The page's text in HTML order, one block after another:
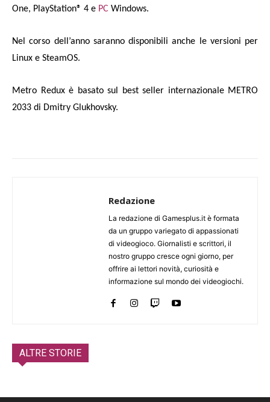
One, PlayStation® 4 e PC Windows.
Nel corso dell’anno saranno disponibili anche le versioni per
Linux e SteamOS.
Metro Redux è basato sul best seller internazionale METRO
2033 di Dmitry Glukhovsky.
Redazione
La redazione di Gamesplus.it è formata
da un gruppo variegato di appassionati
di videogioco. Giornalisti e scrittori, il
nostro gruppo cresce ogni giorno, per
offrire ai lettori novità, curiosità e
informazione sul mondo dei videogiochi.
ALTRE STORIE